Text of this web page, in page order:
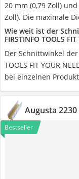
20 mm (0,79 Zoll)
Zoll). Die maximale
Wie weit ist der
FIRSTINFO TOOLS FIT
Der Schnittwinkel der
TOOLS FIT YOUR
bei einzelnen
Augusta
Bestseller